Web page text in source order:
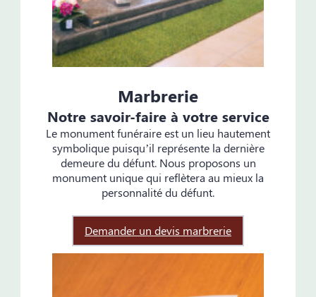
Marbrerie
Notre savoir-faire à votre service
Le monument funéraire est un lieu hautement
symbolique puisqu’il représente la dernière
demeure du défunt. Nous proposons un
monument unique qui reflètera au mieux la
personnalité du défunt.
Demander un devis marbrerie